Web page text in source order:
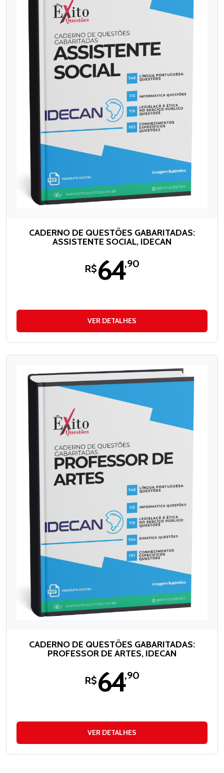
CADERNO DE QUESTÕES GABARITADAS:
ASSISTENTE SOCIAL, IDECAN
R$64,90
VER DETALHES
CADERNO DE QUESTÕES GABARITADAS:
PROFESSOR DE ARTES, IDECAN
R$64,90
VER DETALHES